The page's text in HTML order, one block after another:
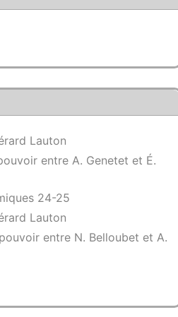
Lauton
entre A. Genetet et É.
24-25
Lauton
entre N. Belloubet et A.